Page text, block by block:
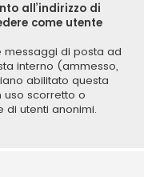
all’indirizzo di
come utente
messaggi di posta ad
interno (ammesso,
abilitato questa
uso scorretto o
utenti anonimi.